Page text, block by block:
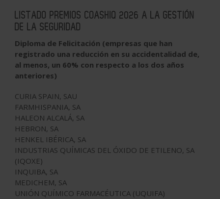
LISTADO PREMIOS COASHIQ 2026 A LA GESTIÓN
DE LA SEGURIDAD
Diploma de Felicitación (empresas que han
registrado una reducción en su accidentalidad de,
al menos, un 60% con respecto a los dos años
anteriores)
CURIA SPAIN, SAU
FARMHISPANIA, SA
HALEON ALCALÁ, SA
HEBRON, SA
HENKEL IBÉRICA, SA
INDUSTRIAS QUÍMICAS DEL ÓXIDO DE ETILENO, SA
(IQOXE)
INQUIBA, SA
MEDICHEM, SA
UNIÓN QUÍMICO FARMACÉUTICA (UQUIFA)